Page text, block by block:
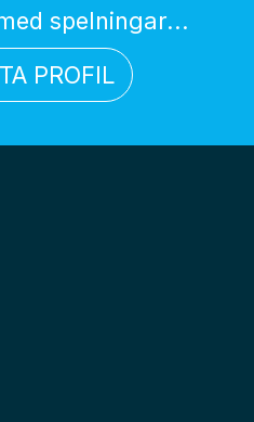
spelningar...
PROFIL